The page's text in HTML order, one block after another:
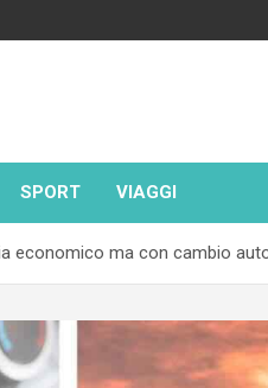
SPORT VIAGGI
economico ma con cambio